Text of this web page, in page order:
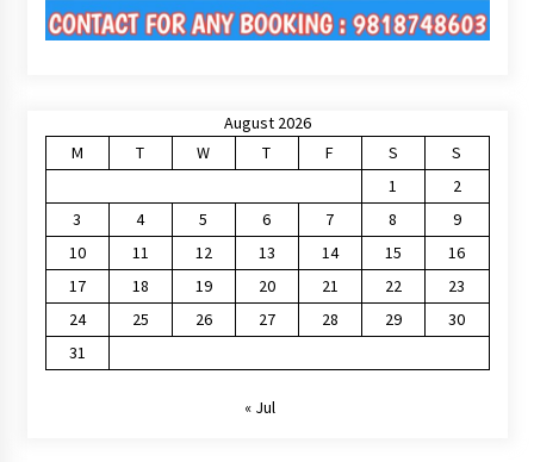
August 2026
M
T W T F S
S
1
2
3
4 5 6 7 8
9
10
11 12 13 14 15
16
17
18 19 20 21 22
23
24
25 26 27 28 29
30
31
« Jul